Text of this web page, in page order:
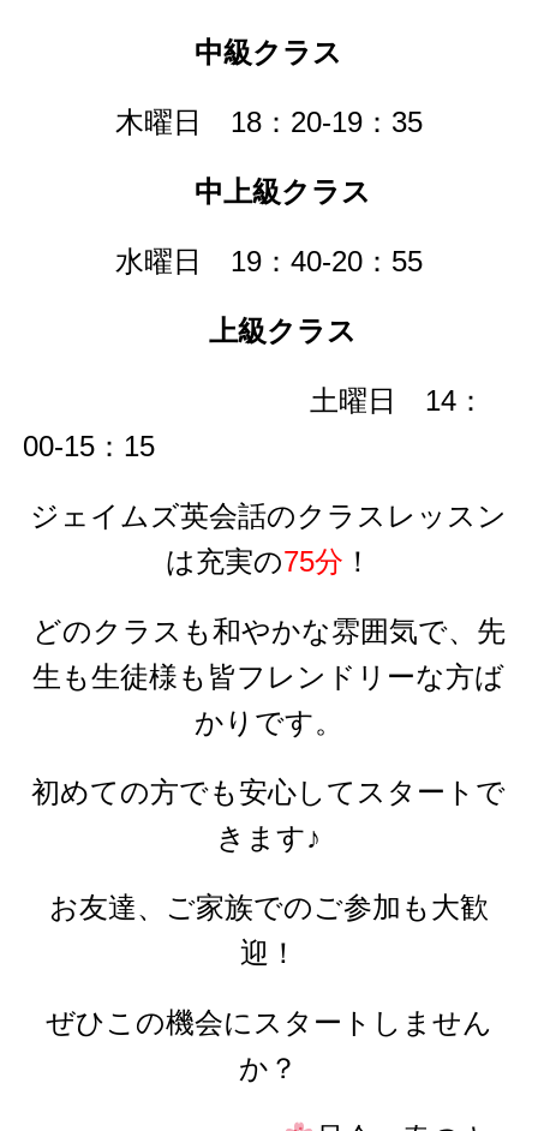
中級クラス
木曜日 18：20-19：35
中上級クラス
水曜日 19：40-20：55
上級クラス
土曜日 14：
00-15：15
ジェイムズ英会話のクラスレッスン
は充実の75分 ！
どのクラスも和やかな雰囲気で、先
生も生徒様も皆フレンドリーな方ば
かりです。
初めての方でも安心してスタートで
きます♪
お友達、ご家族でのご参加も大歓
迎！
ぜひこの機会にスタートしません
か？